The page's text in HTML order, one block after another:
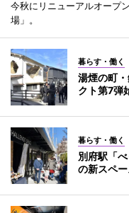
今秋にリニューアルオープ
場」。
暮らす・働く
湯煙の町
クト第7弾
暮らす・働く
別府駅「
の新スペ